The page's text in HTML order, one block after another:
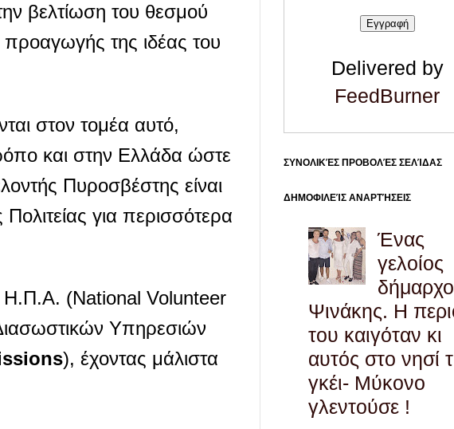
βελτίωση του θεσμού
της ιδέας του
στον τομέα αυτό,
και στην Ελλάδα ώστε
Πυροσβέστης είναι
για περισσότερα
Η.Π.Α. (National Volunteer
Υπηρεσιών
), έχοντας μάλιστα
Delivered by
FeedBurner
ΣΥΝΟΛΙΚΈΣ ΠΡΟΒΟΛΈΣ ΣΕΛΊΔΑΣ
ΔΗΜΟΦΙΛΕΊΣ ΑΝΑΡΤΉΣΕΙΣ
Ένας
γελοίος
Ψινάκης. Η
του καιγόταν κι
αυτός στο νησί
γκέι- Μύκονο
γλεντούσε !